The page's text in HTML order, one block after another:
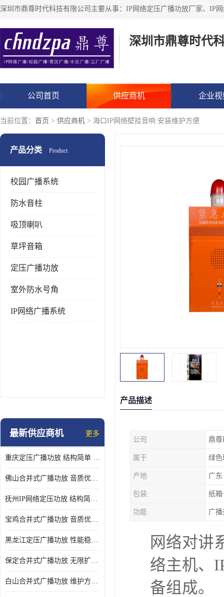
深圳市鼎尊时代
公司首页 供应商机 企业视
当前位置： 首页 > 供应商机 > 海口IP网络壁挂音响 安装维护方便
产品分类 Product
校园广播系统
防水音柱
吸顶喇叭
草坪音箱
定压广播功放
室外防水号角
IP网络广播系统
最新供应商机 更多
重庆定压广播功放 结构简单 传输距离远
佛山合并式广播功放 音质优美清晰 输出电压大 电流小
抚州IP网络定压功放 结构简单 多应用于公共场合
宝鸡合并式广播功放 音质优美清晰 维护方便
黑龙江定压广播功放 性能稳定 无限扩容
保定合并式广播功放 无限扩容 设计结构简单
白山合并式广播功放 维护方便 多应用于公共场合
产品描述
公司 鼎尊
属于 绿色
产地 广东
包装 纸箱
功能 广
网络对讲
络主机、
备组成。